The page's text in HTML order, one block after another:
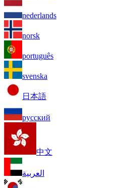
nederlands
norsk
português
svenska
日本語
русский
中文
العربية